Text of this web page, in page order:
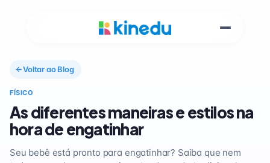
Voltar ao Blog
FÍSICO
As diferentes maneiras e estilos na
hora de engatinhar
Seu bebê está pronto para engatinhar? Saiba que nem